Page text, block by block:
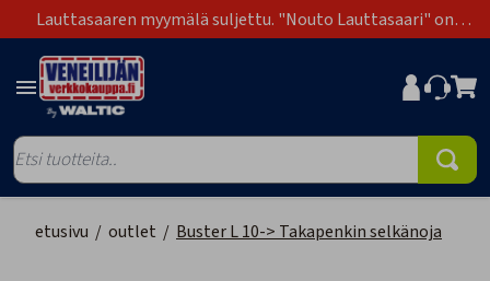
Lauttasaaren myymälä suljettu. "Nouto Lauttasaari" on
poistunut toimitustapavaihtoehdoista.
etusivu / outlet / Buster L 10-> Takapenkin selkänoja